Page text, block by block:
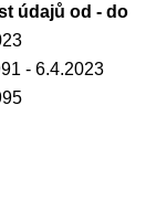
údajů od - do
- 6.4.2023